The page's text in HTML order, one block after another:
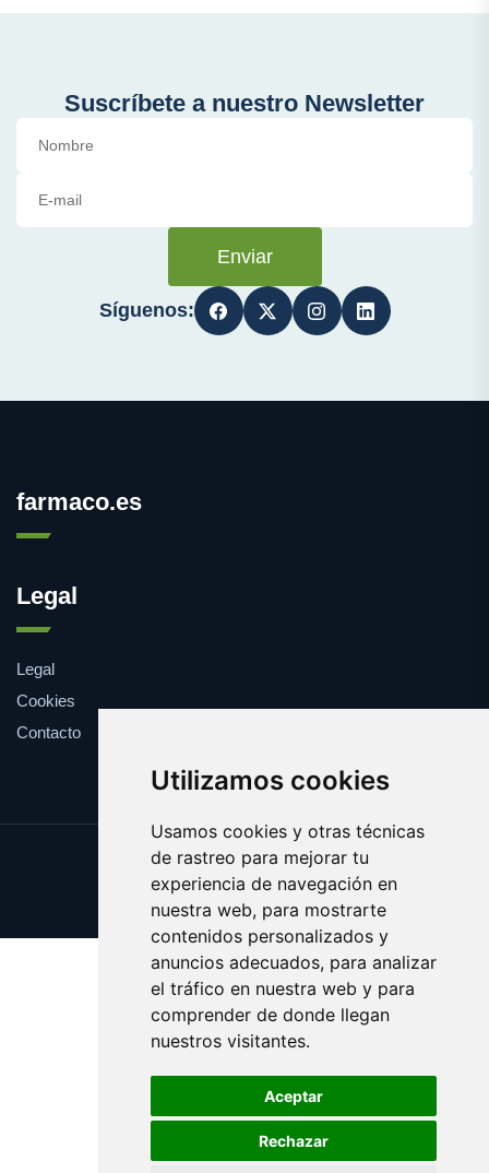
Utilizamos cookies
Usamos cookies y otras técnicas
de rastreo para mejorar tu
experiencia de navegación en
nuestra web, para mostrarte
contenidos personalizados y
anuncios adecuados, para analizar
el tráfico en nuestra web y para
comprender de donde llegan
nuestros visitantes.
Aceptar
Rechazar
Suscríbete a nuestro Newsletter
Enviar
Síguenos:
farmaco.es
Legal
Legal
Cookies
Contacto
Update cookies preferences
Copyright © 2025 farmaco.es